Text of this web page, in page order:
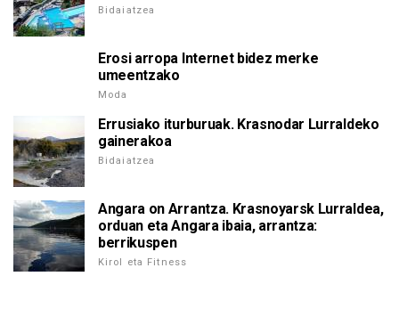
Bidaiatzea
Erosi arropa Internet bidez merke
umeentzako
Moda
Errusiako iturburuak. Krasnodar Lurraldeko
gainerakoa
Bidaiatzea
Angara on Arrantza. Krasnoyarsk Lurraldea,
orduan eta Angara ibaia, arrantza:
berrikuspen
Kirol eta Fitness